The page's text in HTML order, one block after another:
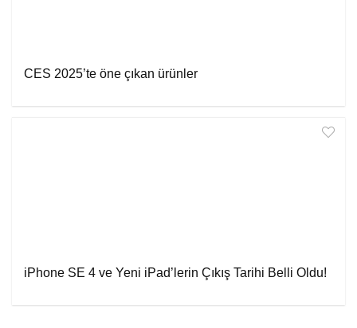
CES 2025’te öne çıkan ürünler
iPhone SE 4 ve Yeni iPad’lerin Çıkış Tarihi Belli Oldu!